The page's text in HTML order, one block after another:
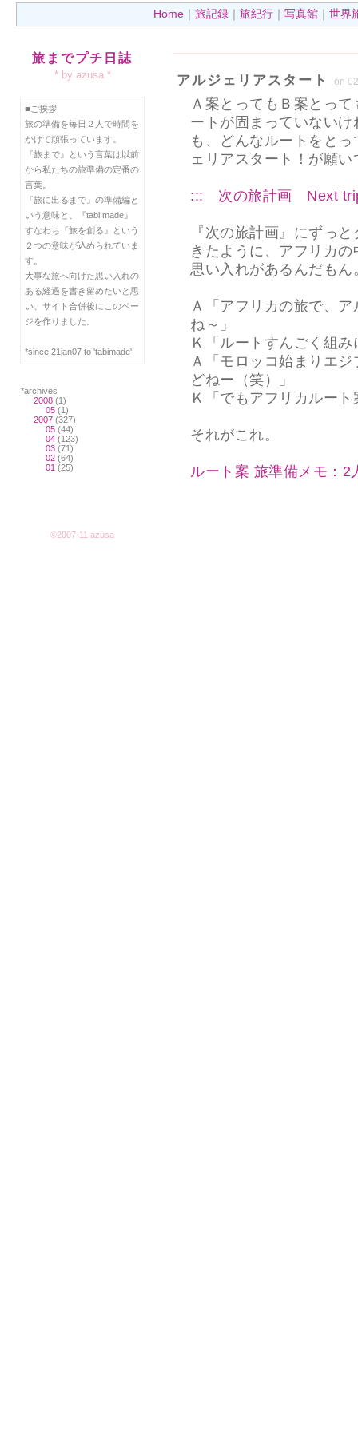
Home｜ 旅記録｜ 旅紀行｜ 写真館｜ 世界
旅までプチ日誌
* by azusa *
■ご挨拶
旅の準備を毎日２人で時間を
かけて頑張っています。
『旅まで』という言葉は以前
から私たちの旅準備の定番の
言葉。
『旅に出るまで』の準備編と
いう意味と、『tabi made』
すなわち『旅を創る』という
２つの意味が込められていま
す。
大事な旅へ向けた思い入れの
ある経過を書き留めたいと思
い、サイト合併後にこのペー
ジを作りました。
*since 21jan07 to 'tabimade'
*archives
2008(1)
05 (1)
2007(327)
05 (44)
04 (123)
03 (71)
02 (64)
01 (25)
©2007-11 azusa
アルジェリアスタート on
Ａ案とってもＢ案とっ
ートが固まっていない
も、どんなルートをと
ェリアスタート！が願い
::: 次の旅計画 Next
『次の旅計画』にずっ
きたように、アフリカ
思い入れがあるんだもん
Ａ「アフリカの旅で、
ね～」
Ｋ「ルートすんごく組
Ａ「モロッコ始まりエ
どねー（笑）」
Ｋ「でもアフリカルー
それがこれ。
ルート案 旅準備メモ：2